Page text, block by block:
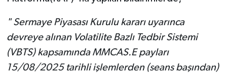
" Sermaye Piyasası Kurulu kararı uyarınca
devreye alınan Volatilite Bazlı Tedbir Sistemi
(VBTS) kapsamında MMCAS.E payları
15/08/2025 tarihli işlemlerden (seans başından)